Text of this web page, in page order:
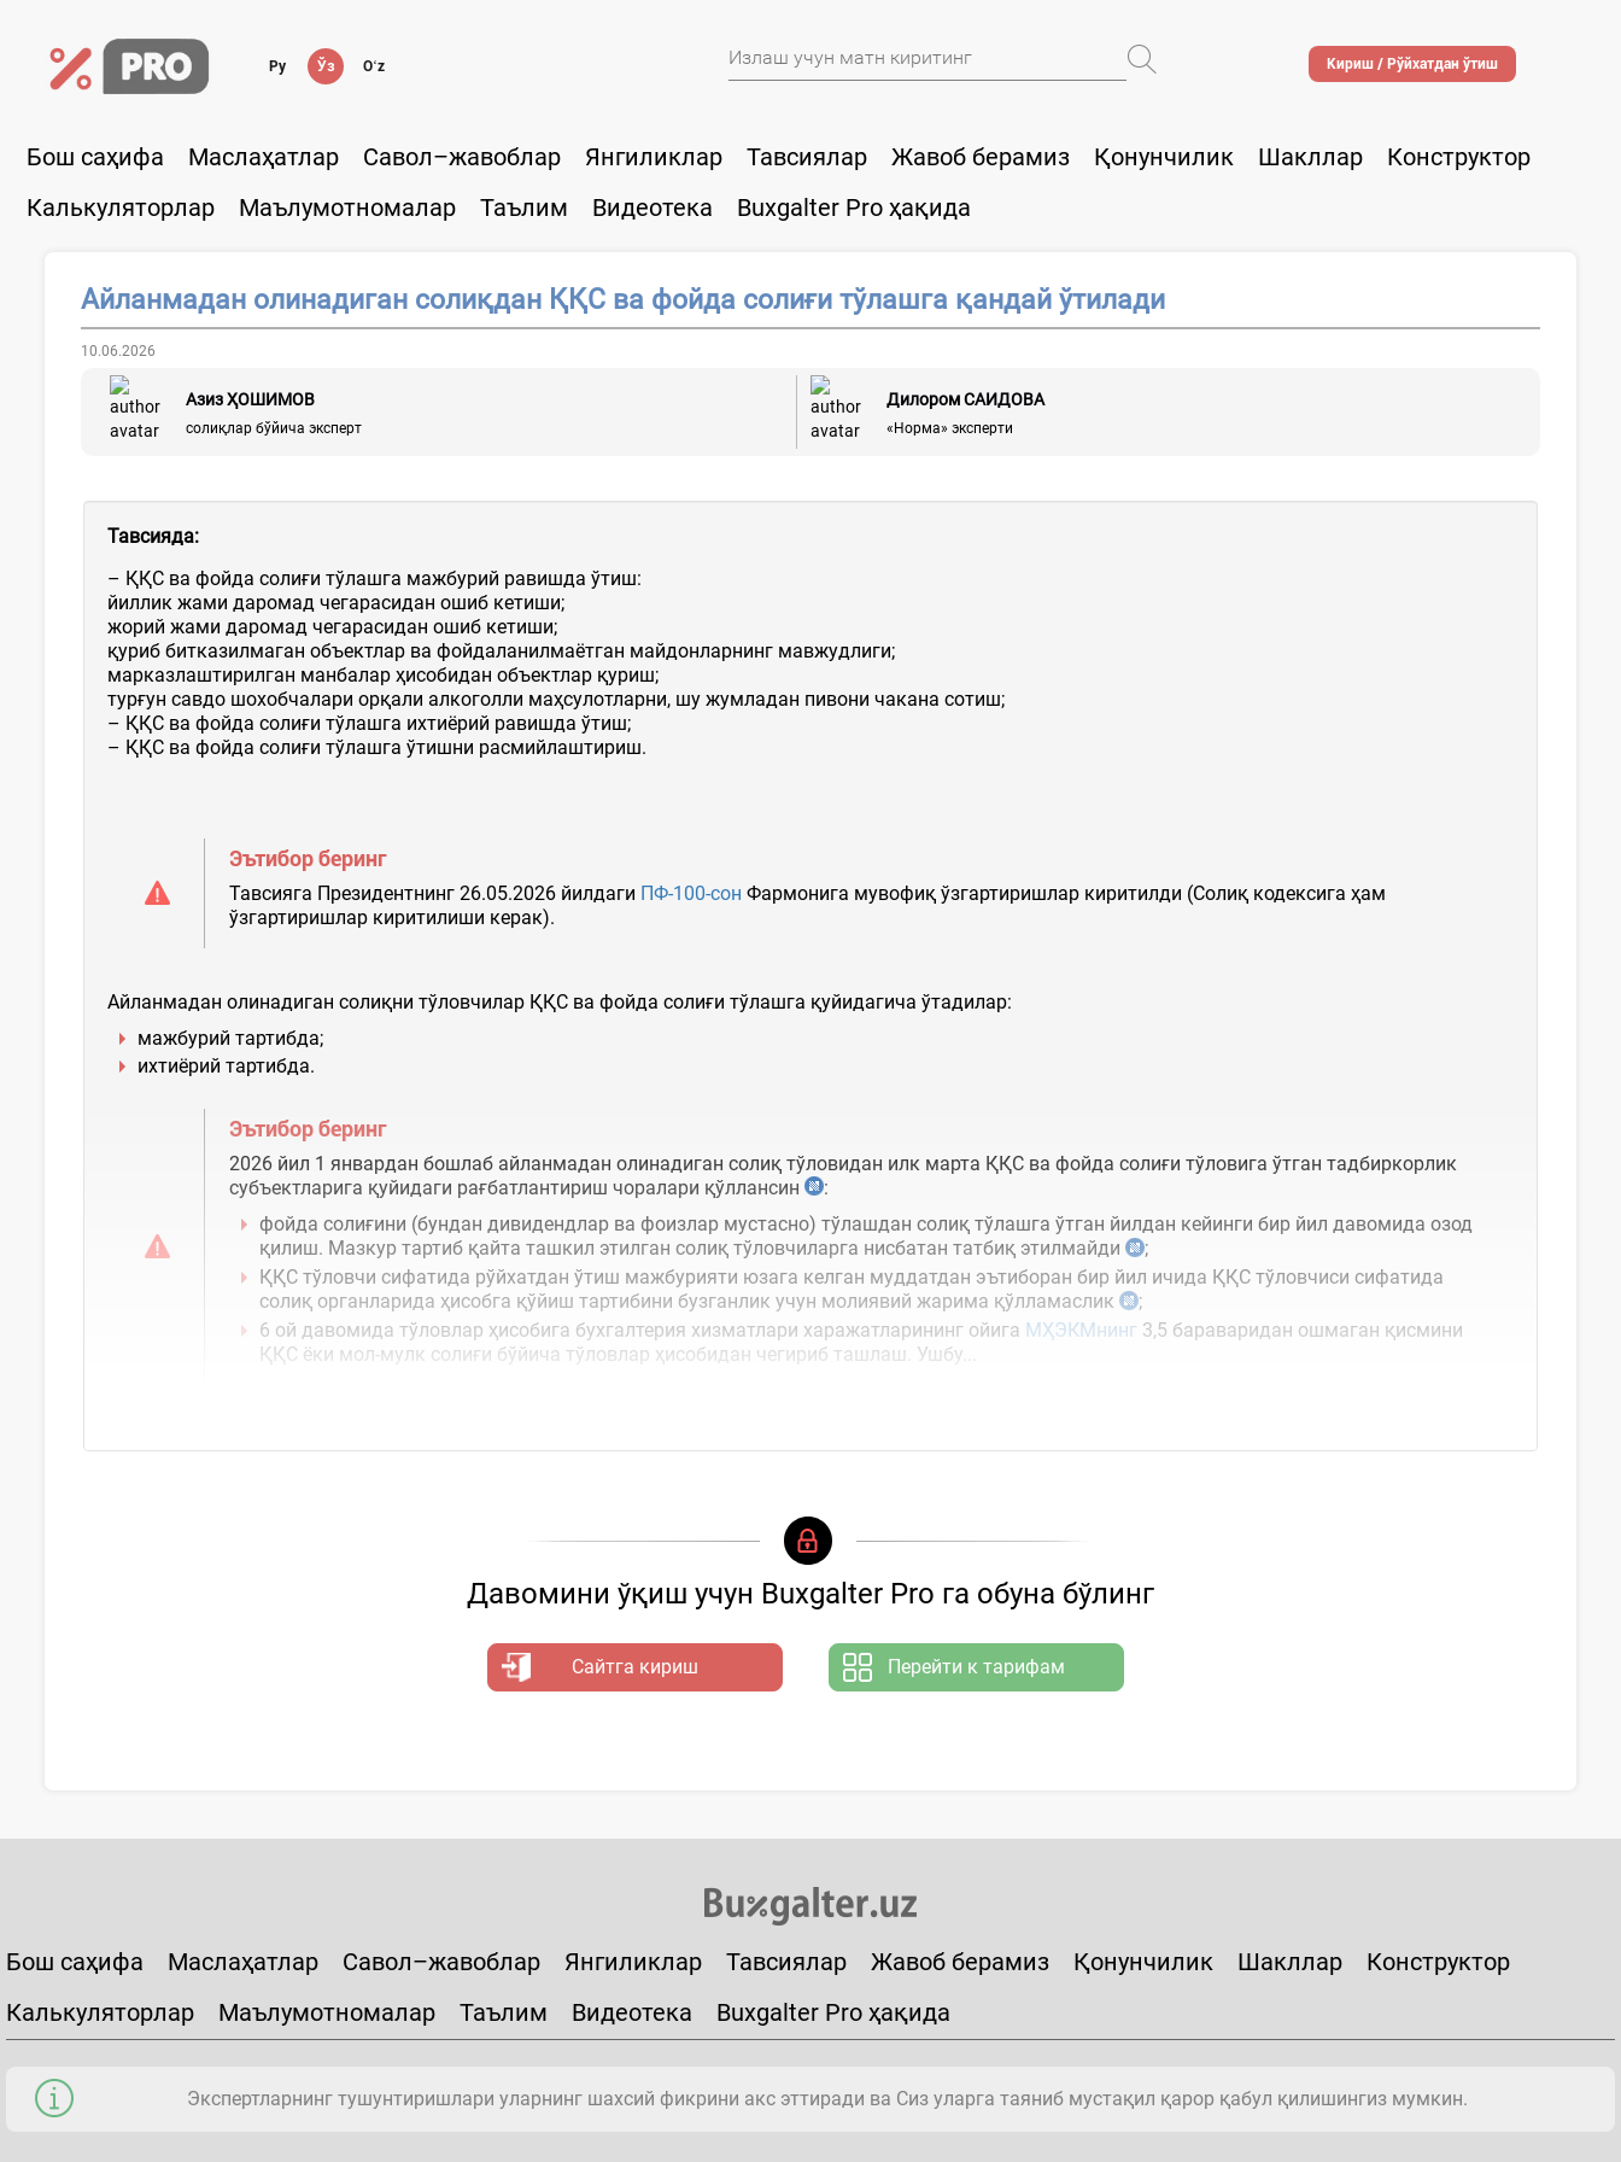
Ру Ўз Oʻz Кириш / Рўйхатдан ўтиш
Бош саҳифа Маслаҳатлар Савол–жавоблар Янгиликлар Тавсиялар Жавоб берамиз Қонунчилик Шакллар
Конструктор
Калькуляторлар
Маълумотномалар Таълим Видеотека Buxgalter Pro ҳақида
Айланмадан олинадиган солиқдан ҚҚС ва фойда солиғи тўлашга қандай ўтилади
10.06.2026
Азиз ҲОШИМОВ
солиқлар бўйича эксперт
Дилором САИДОВА
«Норма» эксперти
Тавсияда:
– ҚҚС ва фойда солиғи тўлашга мажбурий равишда ўтиш:
йиллик жами даромад чегарасидан ошиб кетиши;
жорий жами даромад чегарасидан ошиб кетиши;
қуриб битказилмаган объектлар ва фойдаланилмаётган майдонларнинг мавжудлиги;
марказлаштирилган манбалар ҳисобидан объектлар қуриш;
турғун савдо шохобчалари орқали алкоголли маҳсулотларни, шу жумладан пивони чакана сотиш;
– ҚҚС ва фойда солиғи тўлашга ихтиёрий равишда ўтиш;
– ҚҚС ва фойда солиғи тўлашга ўтишни расмийлаштириш.
Эътибор беринг
Тавсияга Президентнинг 26.05.2026 йилдаги ПФ-100-сон Фармонига мувофиқ ўзгартиришлар киритилди (Солиқ кодексига ҳам
ўзгартиришлар киритилиши керак).
Айланмадан олинадиган солиқни тўловчилар ҚҚС ва фойда солиғи тўлашга қуйидагича ўтадилар:
мажбурий тартибда;
ихтиёрий тартибда.
Эътибор беринг
2026 йил 1 январдан бошлаб айланмадан олинадиган солиқ тўловидан илк марта ҚҚС ва фойда солиғи тўловига ўтган тадбиркорлик
субъектларига қуйидаги рағбатлантириш чоралари қўллансин
:
фойда солиғини (бундан дивидендлар ва фоизлар мустасно) тўлашдан солиқ тўлашга ўтган йилдан кейинги бир йил давомида озод
қилиш. Мазкур тартиб қайта ташкил этилган солиқ тўловчиларга нисбатан татбиқ этилмайди
;
ҚҚС тўловчи сифатида рўйхатдан ўтиш мажбурияти юзага келган муддатдан эътиборан бир йил ичида ҚҚС тўловчиси сифатида
солиқ органларида ҳисобга қўйиш тартибини бузганлик учун молиявий жарима қўлламаслик
;
6 ой давомида тўловлар ҳисобига бухгалтерия хизматлари харажатларининг ойига МҲЭКМнинг 3,5 бараваридан ошмаган қисмини
ҚҚС ёки мол-мулк солиғи бўйича тўловлар ҳисобидан чегириб ташлаш. Ушбу...
Давомини ўқиш учун Buxgalter Pro га обуна бўлинг
Сайтга кириш Перейти к тарифам
Бош саҳифа Маслаҳатлар Савол–жавоблар Янгиликлар Тавсиялар Жавоб берамиз Қонунчилик Шакллар
Конструктор
Калькуляторлар
Маълумотномалар Таълим Видеотека Buxgalter Pro ҳақида
Экспертларнинг тушунтиришлари уларнинг шахсий фикрини акс эттиради ва Сиз уларга таяниб мустақил қарор қабул қилишингиз мумкин.